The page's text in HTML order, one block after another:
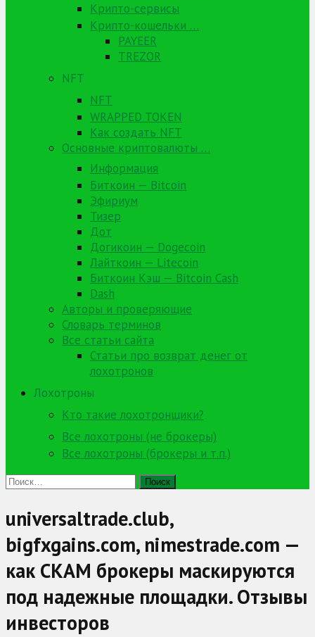
Крипто-сервисы
Крипто-кошельки …
PAYEER
TREZOR
NFT
NFT
WRAPPED TOKEN
Как создать NFT
Основные криптовалюты …
Информация
Биткоин — Bitcoin
Эфириум
Тизер
Дот
Догикоин — Dogecoin
Лайткоин — Litecoin
Биткоин Кэш — Bitcoin Cash
Dash
Авторы и проверяющие
Словарь терминов
Все статьи сайта
Статьи про возврат денег от
лохотронов
Лохотроны
Кто такие лохотронщики?
Все лохотроны (не брокеры)
Все лохотроны (брокеры и т.п.)
Найти:
universaltrade.club,
bigfxgains.com, nimestrade.com —
как СКАМ брокеры маскируются
под надежные площадки. Отзывы
инвесторов